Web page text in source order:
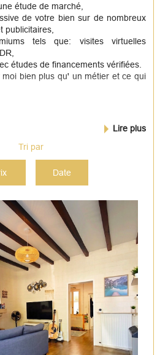
étude de marché,
de votre bien sur de nombreux
publicitaires,
tels que: visites virtuelles
études de financements vérifiées.
bien plus qu' un métier et ce qui
Lire plus
Tri par
Date